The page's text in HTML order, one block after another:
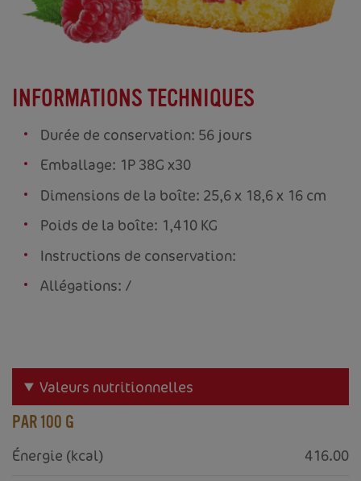
INFORMATIONS TECHNIQUES
Durée de conservation: 56 jours
Emballage: 1P 38G x30
Dimensions de la boîte: 25,6 x 18,6 x 16 cm
Poids de la boîte: 1,410 KG
Instructions de conservation:
Allégations: /
Valeurs nutritionnelles
PAR 100 G
Énergie (kcal) 416.00